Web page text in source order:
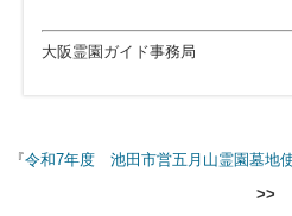
大阪霊園ガイド事務局
『令和7年度 池田市営五月山霊園墓地
>>